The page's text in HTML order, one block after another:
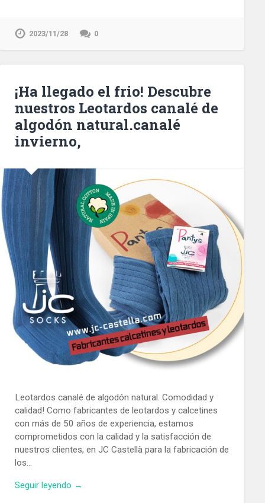
2023/11/28 0
¡Ha llegado el frio! Descubre
nuestros Leotardos canalé de
algodón natural.canalé
invierno,
Leotardos canalé de algodón natural. Comodidad y
calidad! Como fabricantes de leotardos y calcetines
con más de 50 años de experiencia, estamos
comprometidos con la calidad y la satisfacción de
nuestros clientes, en JC Castellà para la fabricación de
los…
Seguir leyendo →